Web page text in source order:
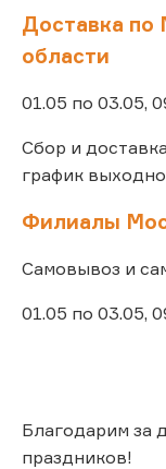
Доставка по
области
01.05 по 03.05,
Сбор и
график
Филиалы
Самовывоз и
01.05 по 03.05,
Благодарим за
праздников!